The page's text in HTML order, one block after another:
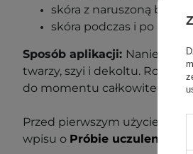
skóra z naruszoną
skóra podczas i po
Sposób aplikacji: Nanieś
twarzy, szyi i dekoltu.
do momentu całkowitego
Przed pierwszym użyciem
wpisu o Próbie uczuleniowej